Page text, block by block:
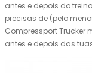
antes e depois do
precisas de (pelo
Compressport
antes e depois das